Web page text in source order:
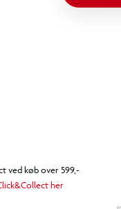
ved køb over 599,-
her